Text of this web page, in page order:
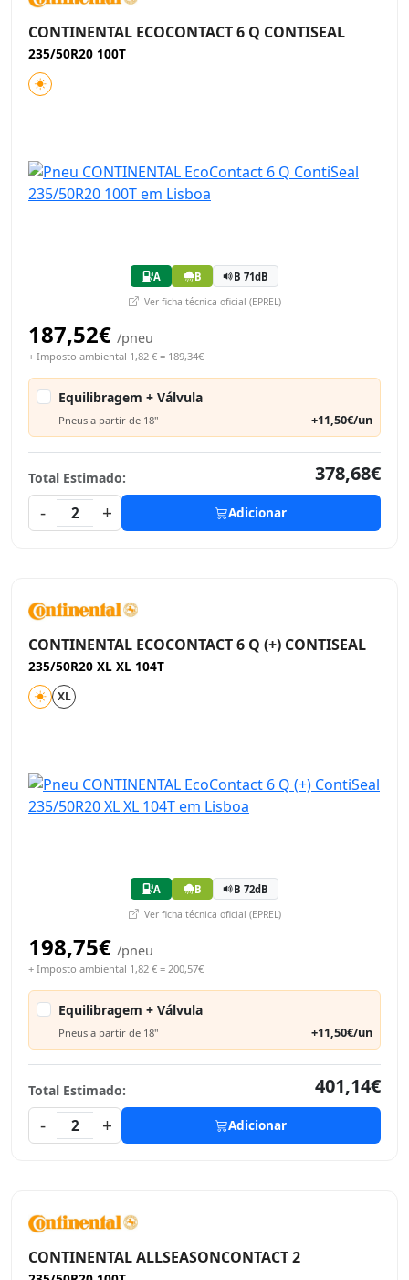
CONTINENTAL ECOCONTACT 6 Q CONTISEAL
235/50R20 100T
A B B 71dB
Ver ficha técnica oficial (EPREL)
187,52€ /pneu
+ Imposto ambiental 1,82 € = 189,34€
Equilibragem + Válvula
Pneus a partir de 18" +11,50€/un
Total Estimado:
378,68€
-
2 + Adicionar
CONTINENTAL ECOCONTACT 6 Q (+) CONTISEAL
235/50R20 XL XL 104T
XL
A B B 72dB
Ver ficha técnica oficial (EPREL)
198,75€ /pneu
+ Imposto ambiental 1,82 € = 200,57€
Equilibragem + Válvula
Pneus a partir de 18" +11,50€/un
Total Estimado:
401,14€
-
2 + Adicionar
CONTINENTAL ALLSEASONCONTACT 2